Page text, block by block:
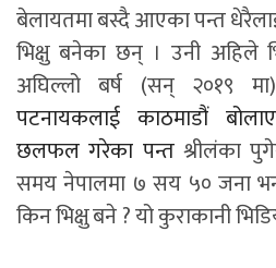
बेलायतमा बस्दै आएका पन्त
भिक्षु बनेका छन् । उनी अहिले
अघिल्लो बर्ष (सन् २०१९
पटनायकलाई काठमाडौं
छलफल गरेका पन्तश्रीलंका
समय नेपालमा ७ सय ५० जना
किन भिक्षु बने ? यो कुराकानी